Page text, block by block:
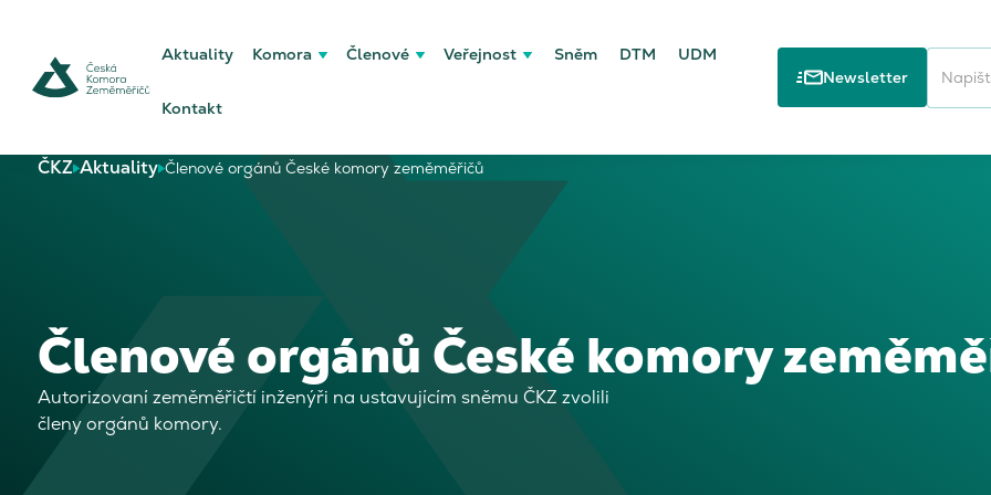
Aktuality Komora Členové Veřejnost Sněm DTM UDM
Kontakt
Newsletter
ČKZ Aktuality Členové orgánů České komory zeměměřičů
Členové orgánů České komory
Autorizovaní zeměměřičtí inženýři na ustavujícím sněmu ČKZ zvolili
členy orgánů komory.